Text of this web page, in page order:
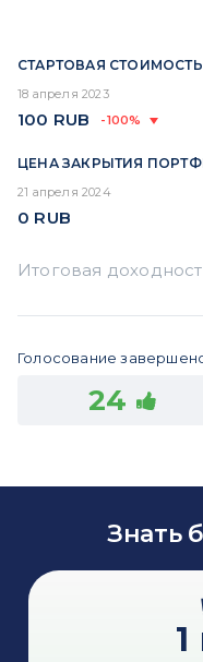
СТАРТОВАЯ СТОИМОСТЬ
18 апреля 2023
100 RUB -100%
ЦЕНА ЗАКРЫТИЯ
21 апреля 2024
0 RUB
Голосование
24
Знать